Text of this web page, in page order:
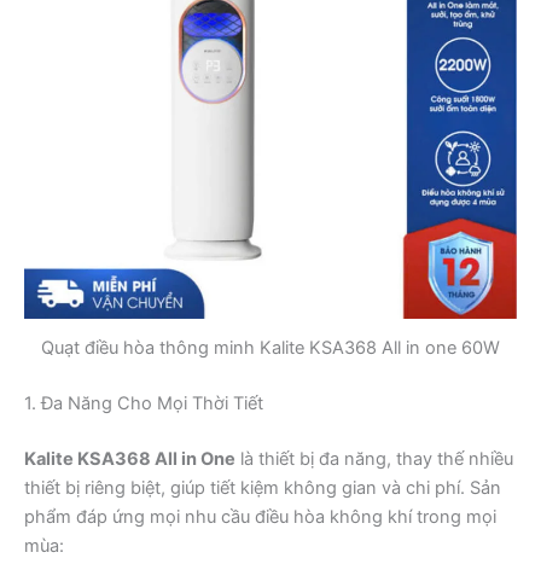
Quạt điều hòa thông minh Kalite KSA368 All in one 60W
1. Đa Năng Cho Mọi Thời Tiết
Kalite KSA368 All in One là thiết bị đa năng, thay thế nhiều
thiết bị riêng biệt, giúp tiết kiệm không gian và chi phí. Sản
phẩm đáp ứng mọi nhu cầu điều hòa không khí trong mọi
mùa: